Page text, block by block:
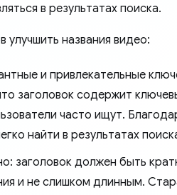
в результатах поиска.
улучшить названия видео:
и привлекательные
заголовок содержит
часто ищут.
найти в результатах
заголовок должен быть
и не слишком длинным.